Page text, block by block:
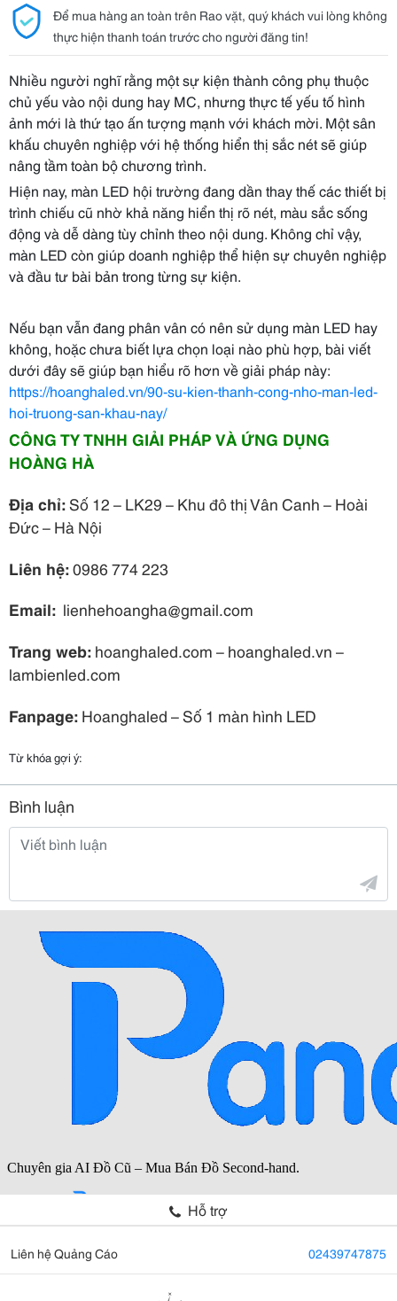
Để mua hàng an toàn trên Rao vặt, quý khách vui lòng không
thực hiện thanh toán trước cho người đăng tin!
Nhiều người nghĩ rằng một sự kiện thành công phụ thuộc
chủ yếu vào nội dung hay MC, nhưng thực tế yếu tố hình
ảnh mới là thứ tạo ấn tượng mạnh với khách mời. Một sân
khấu chuyên nghiệp với hệ thống hiển thị sắc nét sẽ giúp
nâng tầm toàn bộ chương trình.
Hiện nay, màn LED hội trường đang dần thay thế các thiết bị
trình chiếu cũ nhờ khả năng hiển thị rõ nét, màu sắc sống
động và dễ dàng tùy chỉnh theo nội dung. Không chỉ vậy,
màn LED còn giúp doanh nghiệp thể hiện sự chuyên nghiệp
và đầu tư bài bản trong từng sự kiện.
Nếu bạn vẫn đang phân vân có nên sử dụng màn LED hay
không, hoặc chưa biết lựa chọn loại nào phù hợp, bài viết
dưới đây sẽ giúp bạn hiểu rõ hơn về giải pháp này:
https://hoanghaled.vn/90-su-kien-thanh-cong-nho-man-led-
hoi-truong-san-khau-nay/
CÔNG TY TNHH GIẢI PHÁP VÀ ỨNG DỤNG
HOÀNG HÀ
Địa chỉ:Số 12 – LK29 – Khu đô thị Vân Canh – Hoài
Đức – Hà Nội
Liên hệ:0986 774 223
Email: lienhehoangha@gmail.com
Trang web:hoanghaled.com –hoanghaled.vn –
lambienled.com
Fanpage:Hoanghaled – Số 1 màn hình LED
Từ khóa gợi ý:
Bình luận
Hỗ trợ
Liên hệ Quảng Cáo 02439747875